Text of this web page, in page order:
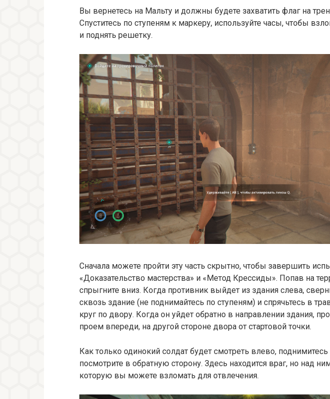
Вы вернетесь на Мальту и должны будете захватить флаг на
Спуститесь по ступеням к маркеру, используйте часы, чтобы
и поднять решетку.
Сначала можете пройти эту часть скрытно, чтобы завершить
«Доказательство мастерства» и «Метод Крессиды». Попав на
спрыгните вниз. Когда противник выйдет из здания слева,
сквозь здание (не поднимайтесь по ступеням) и спрячьтесь в
круг по двору. Когда он уйдет обратно в направлении здания,
проем впереди, на другой стороне двора от стартовой точки.
Как только одинокий солдат будет смотреть влево,
посмотрите в обратную сторону. Здесь находится враг, но над
которую вы можете взломать для отвлечения.